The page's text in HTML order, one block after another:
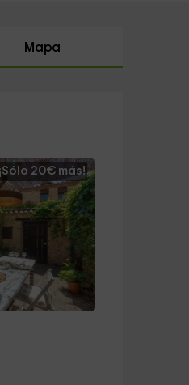
Mapa
¡Sólo 20€ más!